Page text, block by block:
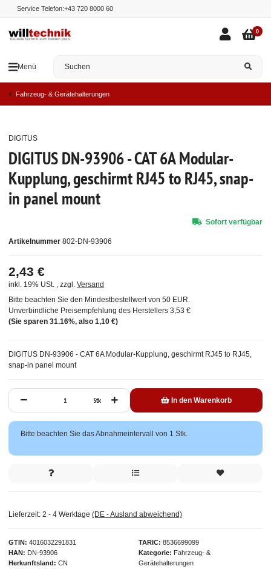
Service Telefon:+43 720 8000 60
Menü
0
Fahrzeug- & Gerätehalterungen
DIGITUS DN-93906 - CAT 6A Modular-
Kupplung, geschirmt RJ45 to RJ45, snap-
in panel mount
Artikelnummer 802-DN-93906
GTIN 4016032291831
HAN
DN-93906
Herkunftsland
CN
TARIC
8536699099
Kategorie
Fahrzeug- &
Gerätehalterungen
DIGITUS
DIGITUS DN-93906 - CAT 6A Modular-Kupplung, geschirmt RJ45 to RJ45,
snap-in panel mount
2,43 €
inkl. 19% USt. , zzgl. Versand
Bitte beachten Sie den Mindestbestellwert von 50 EUR.
Unverbindliche Preisempfehlung des Herstellers 3,53 €
(Sie sparen 31.16%, also 1,10 €)
Stk In den Warenkorb
xBitte beachten Sie das Abnahmeintervall von 1 Stk.
Sofort verfügbar
Lieferzeit: 2 - 4 Werktage (DE - Ausland abweichend)